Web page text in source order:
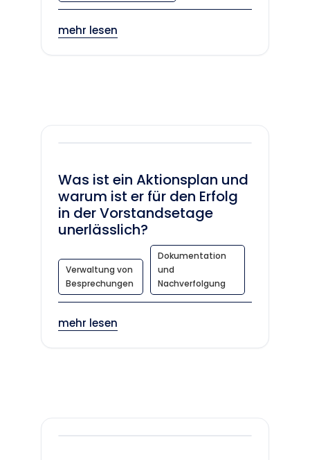
mehr lesen
Was ist ein Aktionsplan und
warum ist er für den Erfolg
in der Vorstandsetage
unerlässlich?
Verwaltung von
Besprechungen
Dokumentation
und
Nachverfolgung
mehr lesen